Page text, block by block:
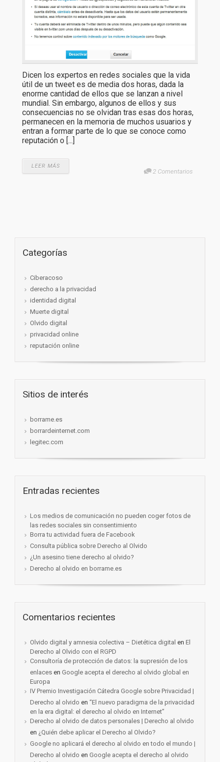
Dicen los expertos en redes sociales que la vida
útil de un tweet es de media dos horas, dada la
enorme cantidad de ellos que se lanzan a nivel
mundial. Sin embargo, algunos de ellos y sus
consecuencias no se olvidan tras esas dos horas,
permanecen en la memoria de muchos usuarios y
entran a formar parte de lo que se conoce como
reputación o [...]
LEER MÁS
2 Comentarios
Categorías
Ciberacoso
derecho a la privacidad
identidad digital
Muerte digital
Olvido digital
privacidad online
reputación online
Sitios de interés
borrame.es
borrardeinternet.com
legitec.com
Entradas recientes
Los medios de comunicación no pueden coger fotos de
las redes sociales sin consentimiento
Borra tu actividad fuera de Facebook
Consulta pública sobre Derecho al Olvido
¿Un asesino tiene derecho al olvido?
Derecho al olvido en borrame.es
Comentarios recientes
Olvido digital y amnesia colectiva – Dietética digital en El
Derecho al Olvido con el RGPD
Consultoría de protección de datos: la supresión de los
enlaces en Google acepta el derecho al olvido global en
Europa
IV Premio Investigación Cátedra Google sobre Privacidad |
Derecho al olvido en “El nuevo paradigma de la privacidad
en la era digital: el derecho al olvido en Internet”
Derecho al olvido de datos personales | Derecho al olvido
en ¿Quién debe aplicar el Derecho al Olvido?
Google no aplicará el derecho al olvido en todo el mundo |
Derecho al olvido en Google acepta el derecho al olvido